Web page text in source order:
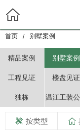

首页 / 别墅案例
精品案例 别墅案例
工程见证 楼盘见证
独栋 温江工装
 按类型 